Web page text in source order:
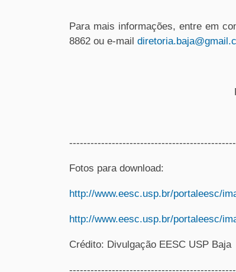
Para mais informações, entre em
8862 ou e-mail
Fotos para download:
http://www.eesc.usp.br/portaleesc/
http://www.eesc.usp.br/portaleesc/
Crédito: Divulgação EESC USP Baja